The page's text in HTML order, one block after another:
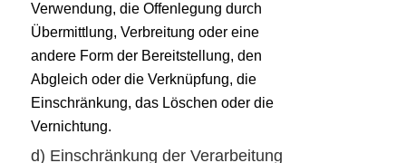
Verwendung, die Offenlegung durch
Übermittlung, Verbreitung oder eine
andere Form der Bereitstellung, den
Abgleich oder die Verknüpfung, die
Einschränkung, das Löschen oder die
Vernichtung.
d) Einschränkung der Verarbeitung